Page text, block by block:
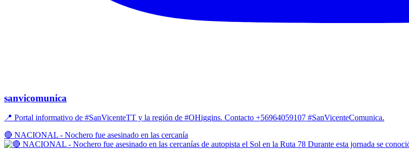
sanvicomunica
📍 Portal informativo de #SanVicenteTT y la región de #OHiggins. Contacto +56964059107 #SanVicenteComunica.
🔴 NACIONAL - Nochero fue asesinado en las cercanía